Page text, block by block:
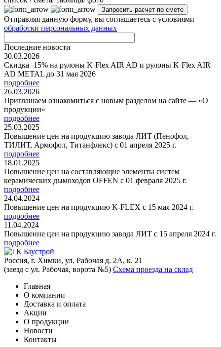
Отправляя данную форму, вы соглашаетесь с условиями
обработки персональных данных
Последние новости
30.03.2026
Скидка -15% на рулоны K-Flex AIR AD и рулоны K-Flex AIR
AD METAL до 31 мая 2026
подробнее
26.03.2026
Приглашаем ознакомиться с новым разделом на сайте — «О
продукции»
подробнее
25.03.2025
Повышение цен на продукцию завода ЛИТ (Пенофол,
ТИЛИТ, Армофол, Титанфлекс) с 01 апреля 2025 г.
подробнее
18.01.2025
Повышение цен на составляющие элементы систем
керамических дымоходов OFFEN с 01 февраля 2025 г.
подробнее
24.04.2024
Повышение цен на продукцию K-FLEX с 15 мая 2024 г.
подробнее
11.04.2024
Повышение цен на продукцию завода ЛИТ с 15 апреля 2024 г.
подробнее
Россия, г. Химки, ул. Рабочая д. 2А, к. 21
(заезд с ул. Рабочая, ворота №5) Схема проезда на склад
Главная
О компании
Доставка и оплата
Акции
О продукции
Новости
Контакты